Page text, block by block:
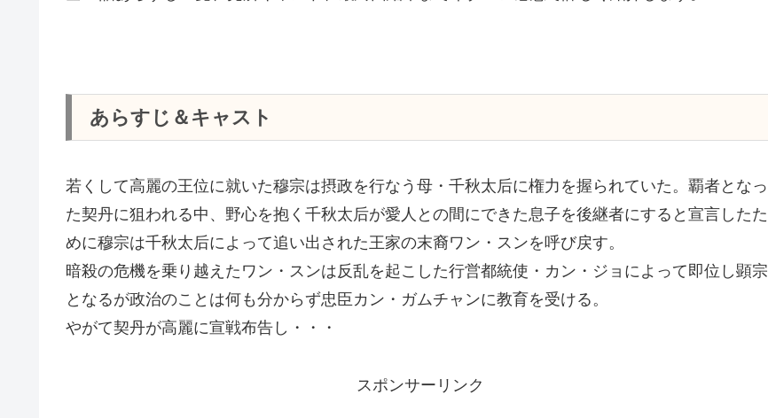
あらすじ＆キャスト
若くして高麗の王位に就いた穆宗は摂政を行なう母・千秋太后に権力を握られていた。覇者となっ
た契丹に狙われる中、野心を抱く千秋太后が愛人との間にできた息子を後継者にすると宣言したた
めに穆宗は千秋太后によって追い出された王家の末裔ワン・スンを呼び戻す。
暗殺の危機を乗り越えたワン・スンは反乱を起こした行営都統使・カン・ジョによって即位し顕宗
となるが政治のことは何も分からず忠臣カン・ガムチャンに教育を受ける。
やがて契丹が高麗に宣戦布告し・・・
スポンサーリンク